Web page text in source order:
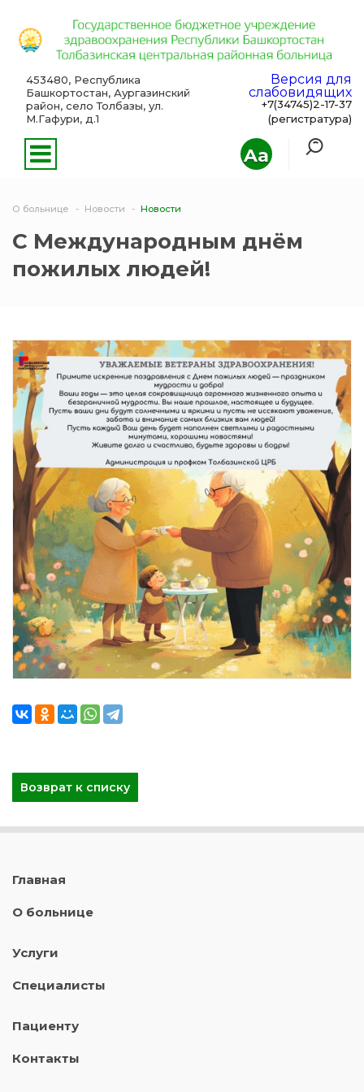
Aa
453480, Республика
Башкортостан, Аургазинский
район, село Толбазы, ул.
М.Гафури, д.1
Версия для
слабовидящих
+7(34745)2-17-37
(регистратура)
О больнице Новости Новости
С Международным днём
пожилых людей!
Возврат к списку
Главная
О больнице
Услуги
Специалисты
Пациенту
Контакты